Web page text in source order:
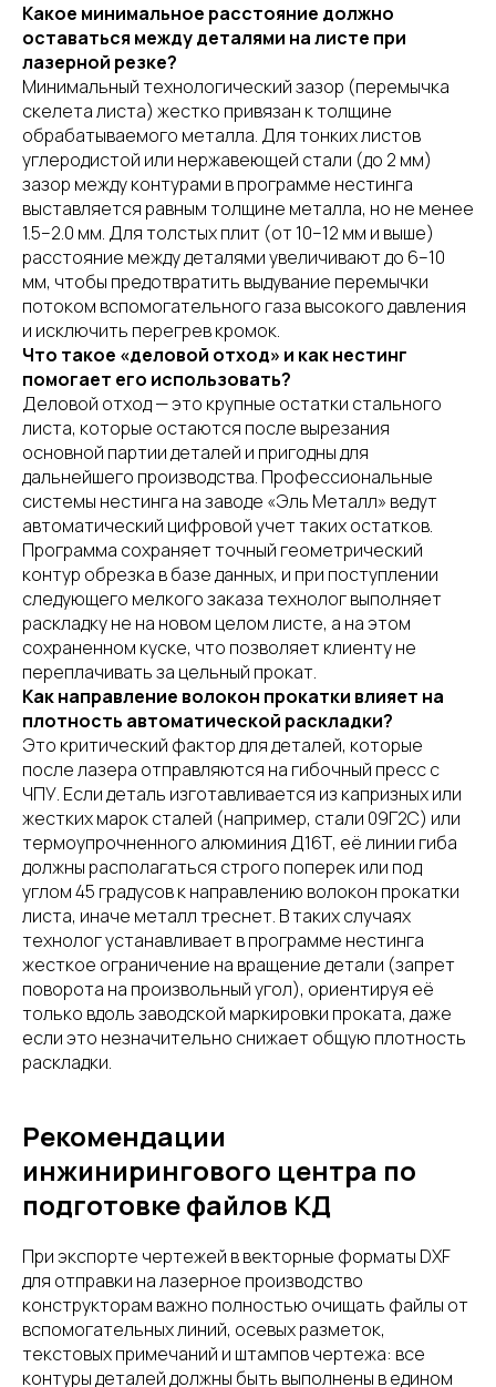
Какое минимальное расстояние должно
оставаться между деталями на листе при
лазерной резке?
Минимальный технологический зазор (перемычка
скелета листа) жестко привязан к толщине
обрабатываемого металла. Для тонких листов
углеродистой или нержавеющей стали (до 2 мм)
зазор между контурами в программе нестинга
выставляется равным толщине металла, но не менее
1.5–2.0 мм. Для толстых плит (от 10–12 мм и выше)
расстояние между деталями увеличивают до 6–10
мм, чтобы предотвратить выдувание перемычки
потоком вспомогательного газа высокого давления
и исключить перегрев кромок.
Что такое «деловой отход» и как нестинг
помогает его использовать?
Деловой отход — это крупные остатки стального
листа, которые остаются после вырезания
основной партии деталей и пригодны для
дальнейшего производства. Профессиональные
системы нестинга на заводе «Эль Металл» ведут
автоматический цифровой учет таких остатков.
Программа сохраняет точный геометрический
контур обрезка в базе данных, и при поступлении
следующего мелкого заказа технолог выполняет
раскладку не на новом целом листе, а на этом
сохраненном куске, что позволяет клиенту не
переплачивать за цельный прокат.
Как направление волокон прокатки влияет на
плотность автоматической раскладки?
Это критический фактор для деталей, которые
после лазера отправляются на гибочный пресс с
ЧПУ. Если деталь изготавливается из капризных или
жестких марок сталей (например, стали 09Г2С) или
термоупрочненного алюминия Д16Т, её линии гиба
должны располагаться строго поперек или под
углом 45 градусов к направлению волокон прокатки
листа, иначе металл треснет. В таких случаях
технолог устанавливает в программе нестинга
жесткое ограничение на вращение детали (запрет
поворота на произвольный угол), ориентируя её
только вдоль заводской маркировки проката, даже
если это незначительно снижает общую плотность
раскладки.
Рекомендации
инжинирингового центра по
подготовке файлов КД
При экспорте чертежей в векторные форматы DXF
для отправки на лазерное производство
конструкторам важно полностью очищать файлы от
вспомогательных линий, осевых разметок,
текстовых примечаний и штампов чертежа: все
контуры деталей должны быть выполнены в едином